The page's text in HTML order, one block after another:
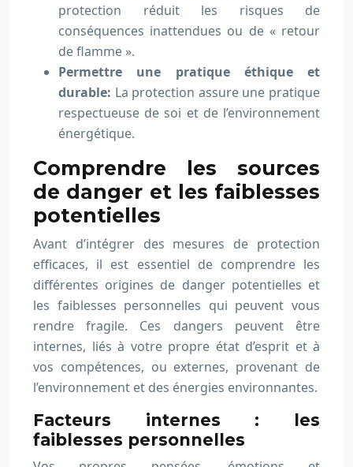
protection réduit les risques de
conséquences inattendues ou de « retour
de flamme ».
Permettre une pratique éthique et
durable: La protection assure une pratique
respectueuse de soi et de l’environnement
énergétique.
Comprendre les sources
de danger et les faiblesses
potentielles
Avant d’intégrer des mesures de protection
efficaces, il est essentiel de comprendre les
différentes origines de danger potentielles et
les faiblesses personnelles qui peuvent vous
rendre fragile. Ces dangers peuvent être
internes, liés à votre propre état d’esprit et à
vos compétences, ou externes, provenant de
l’environnement et des énergies environnantes.
Facteurs internes : les
faiblesses personnelles